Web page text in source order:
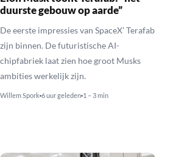
duurste gebouw op aarde”
De eerste impressies van SpaceX’ Terafab
zijn binnen. De futuristische AI-
chipfabriek laat zien hoe groot Musks
ambities werkelijk zijn.
Willem Spork 6 uur geleden 1 – 3 min